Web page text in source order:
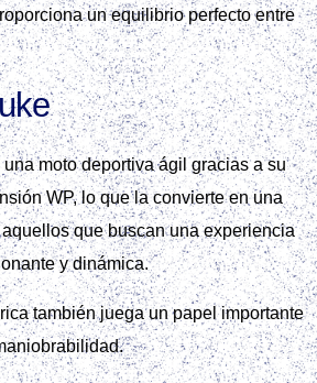
un equilibrio perfecto entre
moto deportiva ágil gracias a su
WP, lo que la convierte en una
que buscan una experiencia
y dinámica.
también juega un papel importante